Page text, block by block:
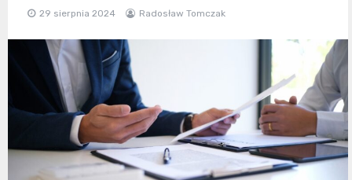
29 sierpnia 2024 Radosław Tomczak